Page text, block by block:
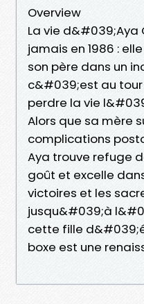
Overview
La vie d&#039;Aya
jamais en 1986 :
son père dans un
c&#039;est au
perdre la vie
Alors que sa mère
complications
Aya trouve refuge
goût et excelle
victoires et les
jusqu&#039;à
cette fille
boxe est une